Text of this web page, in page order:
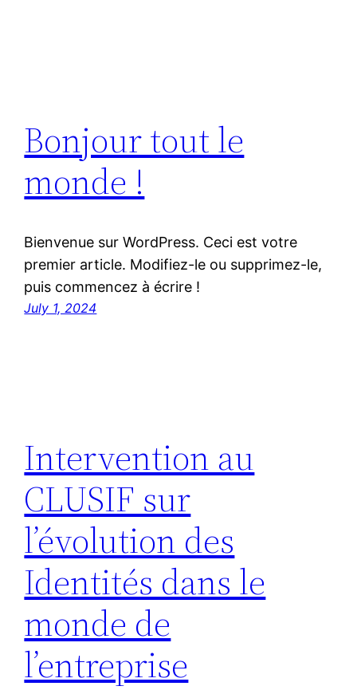
Bonjour tout le
monde !
Bienvenue sur WordPress. Ceci est votre
premier article. Modifiez-le ou supprimez-le,
puis commencez à écrire !
July 1, 2024
Intervention au
CLUSIF sur
l’évolution des
Identités dans le
monde de
l’entreprise